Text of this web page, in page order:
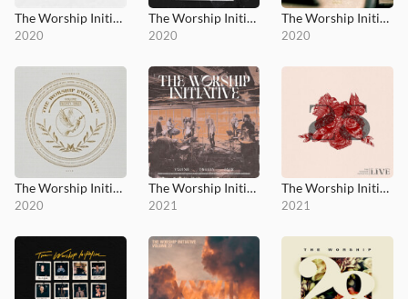
The Worship Initiative, Vol. 20
2020
The Worship Initiative, Vol. 21
2020
The Worship Initiative, Vol. 22
2020
The Worship Initiative, Vol. 23
2020
The Worship Initiative, Vol. 24
2021
The Worship Initiative, Vol. 25
2021